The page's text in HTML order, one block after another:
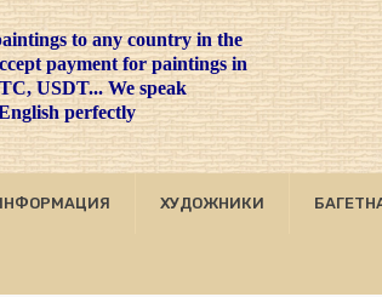
to any country in the
payment for paintings in
USDT... We speak
perfectly
ХУДОЖНИКИ